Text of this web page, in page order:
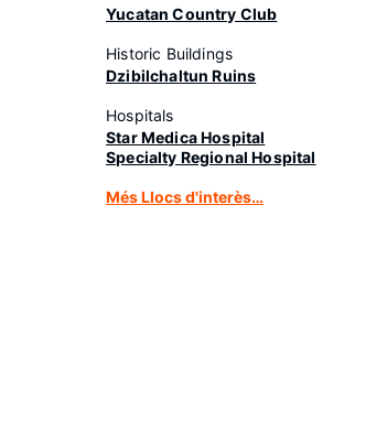
Yucatan Country Club
Historic Buildings
Dzibilchaltun Ruins
Hospitals
Star Medica Hospital
Specialty Regional Hospital
Més Llocs d'interès…